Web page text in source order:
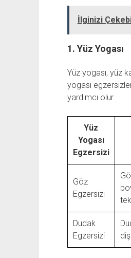
İlginizi
1. Yüz Yogası
Yüz yogası, yüz
yogası
yardımcı olur.
Yüz
Yogası
Egzersizi
Göz
Egzersizi
Dudak
Egzersizi